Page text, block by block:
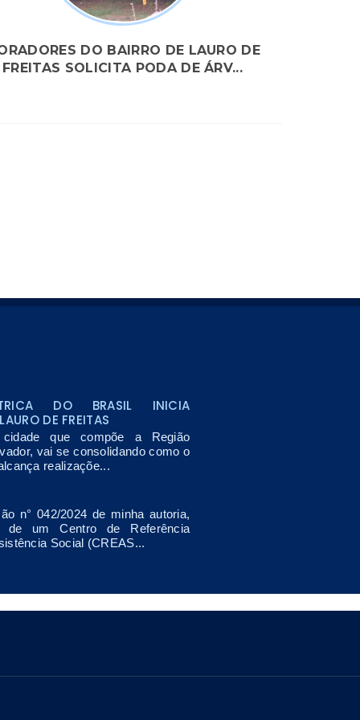
DO BAIRRO DE LAURO DE
FREITAS SOLICITA PODA DE ÁRV...
DO BRASIL INICIA
DE FREITAS
que compõe a Região
vai se consolidando como o
realizaçõe...
n° 042/2024 de minha autoria,
de um Centro de Referência
Social (CREAS...